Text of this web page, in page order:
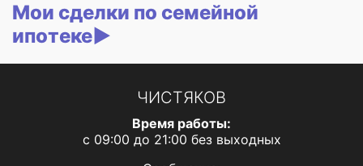
Мои сделки по семейной
ипотеке▶
ЧИСТЯКОВ
Время работы:
с 09:00 до 21:00 без выходных